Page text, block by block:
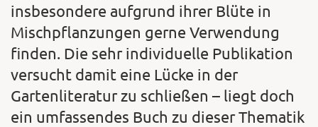
insbesondere aufgrund ihrer Blüte in
Mischpflanzungen gerne Verwendung
finden. Die sehr individuelle Publikation
versucht damit eine Lücke in der
Gartenliteratur zu schließen – liegt doch
ein umfassendes Buch zu dieser Thematik